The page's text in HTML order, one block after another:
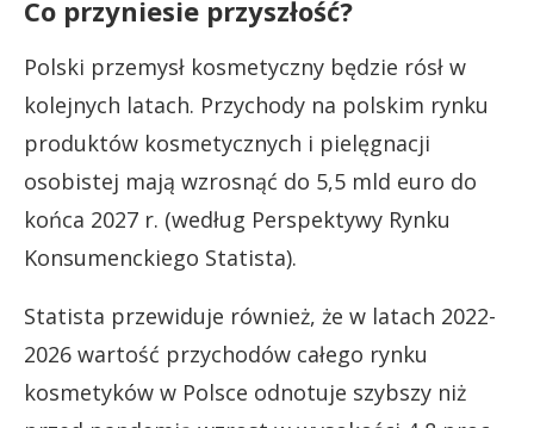
Co przyniesie przyszłość?
Polski przemysł kosmetyczny będzie rósł w
kolejnych latach. Przychody na polskim rynku
produktów kosmetycznych i pielęgnacji
osobistej mają wzrosnąć do 5,5 mld euro do
końca 2027 r. (według Perspektywy Rynku
Konsumenckiego Statista).
Statista przewiduje również, że w latach 2022-
2026 wartość przychodów całego rynku
kosmetyków w Polsce odnotuje szybszy niż